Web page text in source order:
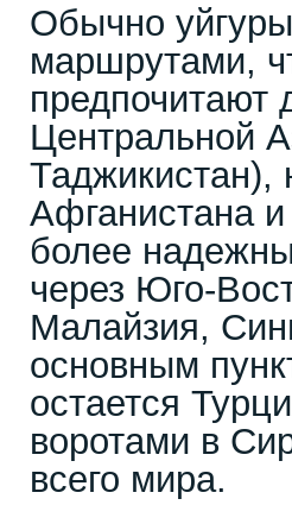
Обычно
маршрутами,
предпочитают
Центральной
Таджикистан),
Афганистана
более
через Юго-
Малайзия,
основным
остается
воротами в
всего мира.